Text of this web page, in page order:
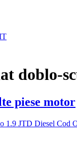
doblo-
piese motor